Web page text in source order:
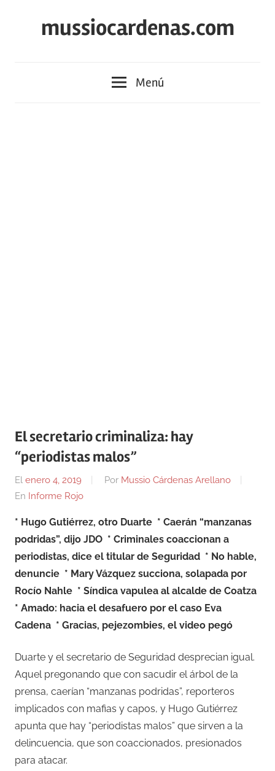
mussiocardenas.com
Menú
El secretario criminaliza: hay
“periodistas malos”
El enero 4, 2019 Por Mussio Cárdenas Arellano
En Informe Rojo
* Hugo Gutiérrez, otro Duarte * Caerán “manzanas
podridas”, dijo JDO * Criminales coaccionan a
periodistas, dice el titular de Seguridad * No hable,
denuncie * Mary Vázquez succiona, solapada por
Rocío Nahle * Síndica vapulea al alcalde de Coatza
* Amado: hacia el desafuero por el caso Eva
Cadena * Gracias, pejezombies, el video pegó
Duarte y el secretario de Seguridad desprecian igual.
Aquel pregonando que con sacudir el árbol de la
prensa, caerían “manzanas podridas”, reporteros
implicados con mafias y capos, y Hugo Gutiérrez
apunta que hay “periodistas malos” que sirven a la
delincuencia, que son coaccionados, presionados
para atacar.